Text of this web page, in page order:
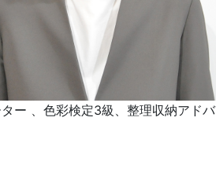
ー 、色彩検定3級、整理収納アドバ